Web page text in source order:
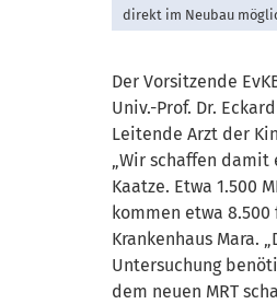
direkt im Neubau
Der Vorsitzende
Univ.-Prof. Dr.
Leitende Arzt der
„Wir schaffen damit
Kaatze. Etwa 1.500
kommen etwa 8.500
Krankenhaus Mara.
Untersuchung
dem neuen MRT